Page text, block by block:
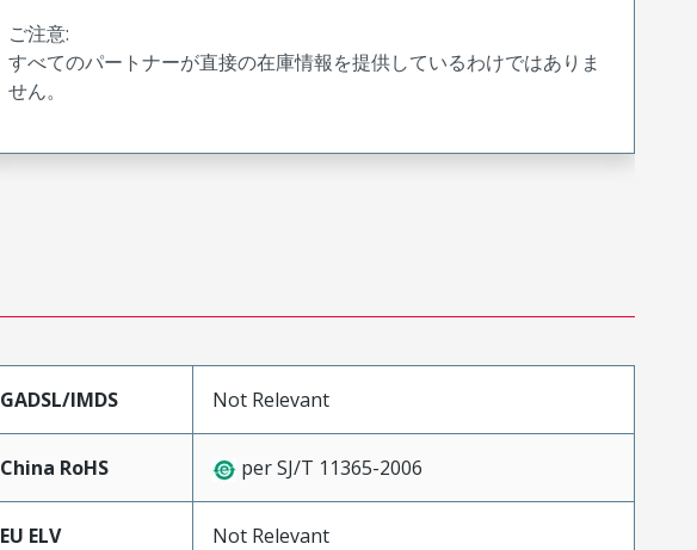
ご注意:
すべてのパートナーが直接の在庫情報を提供しているわけではありま
せん。
GADSL/IMDS Not Relevant
China RoHS per SJ/T 11365-2006
EU ELV Not Relevant